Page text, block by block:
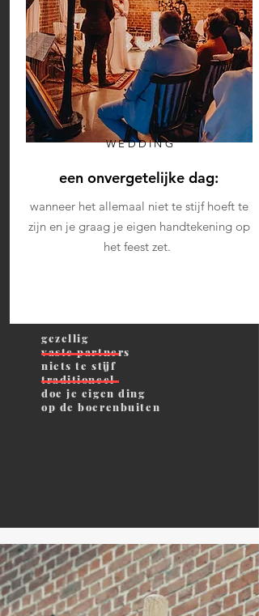
WEDDING
een onvergetelijke dag:
wanneer het allemaal niet te stijf hoeft te
zijn en je graag je eigen handtekening op
het feest zet.
gezellig
vaste partners
niets te stijf
traditioneel
doe je eigen ding
​op de boerenbuiten